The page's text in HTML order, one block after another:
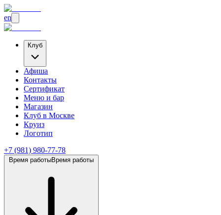
en
Клуб
Афиша
Контакты
Сертификат
Меню и бар
Магазин
Клуб в Москве
Круиз
Логотип
+7 (981) 980-77-78
Время работыВремя работы